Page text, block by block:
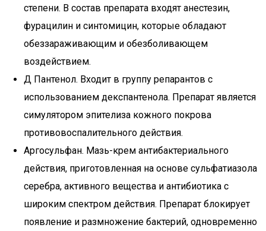
степени. В состав препарата входят анестезин,
фурацилин и синтомицин, которые обладают
обеззараживающим и обезболивающем
воздействием.
Д Пантенол. Входит в группу репарантов с
использованием декспантенола. Препарат является
симулятором эпителиза кожного покрова
противовоспалительного действия.
Аргосульфан. Мазь-крем антибактериального
действия, приготовленная на основе сульфатиазола
серебра, активного вещества и антибиотика с
широким спектром действия. Препарат блокирует
появление и размножение бактерий, одновременно